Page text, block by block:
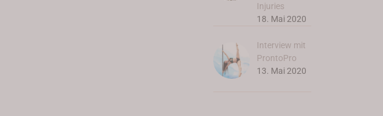
Injuries
18. Mai 2020
Interview mit
ProntoPro
13. Mai 2020